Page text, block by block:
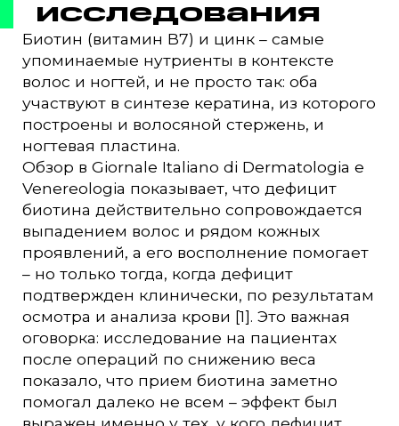
исследования
Биотин (витамин B7) и цинк – самые
упоминаемые нутриенты в контексте
волос и ногтей, и не просто так: оба
участвуют в синтезе кератина, из которого
построены и волосяной стержень, и
ногтевая пластина.
Обзор в Giornale Italiano di Dermatologia e
Venereologia показывает, что дефицит
биотина действительно сопровождается
выпадением волос и рядом кожных
проявлений, а его восполнение помогает
– но только тогда, когда дефицит
подтвержден клинически, по результатам
осмотра и анализа крови [1]. Это важная
оговорка: исследование на пациентах
после операций по снижению веса
показало, что прием биотина заметно
помогал далеко не всем – эффект был